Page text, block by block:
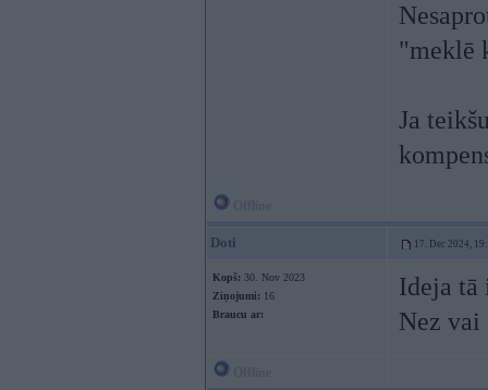
"meklē
Ja
Doti 17. Dec 2024,
Kopš: 30. Nov 2023
Ziņojumi: 16
Braucu ar:
Ideja tā
Nez vai